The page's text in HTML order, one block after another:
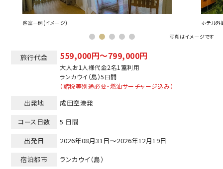
客室一例(イメージ)
ホテル外
写真はイメージです
旅行代金 559,000円～799,000円
大人お1人様代金2名1室利用
ランカウイ（島）5日間
（諸税等別途必要・燃油サーチャージ込み）
出発地
成田空港発
コース日数
5 日間
出発日
2026年08月31日～2026年12月19日
宿泊都市
ランカウイ（島）